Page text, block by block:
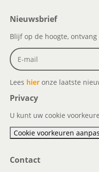
Nieuwsbrief
Blijf op de hoogte,
Lees hier onze laatste
Privacy
U kunt uw cookie
Cookie voorkeuren
Contact